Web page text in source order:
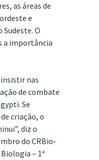
as áreas de
e
O
a importância
nas
de combate
Se
criação, o
diz o
do CRBio-
– 1ª